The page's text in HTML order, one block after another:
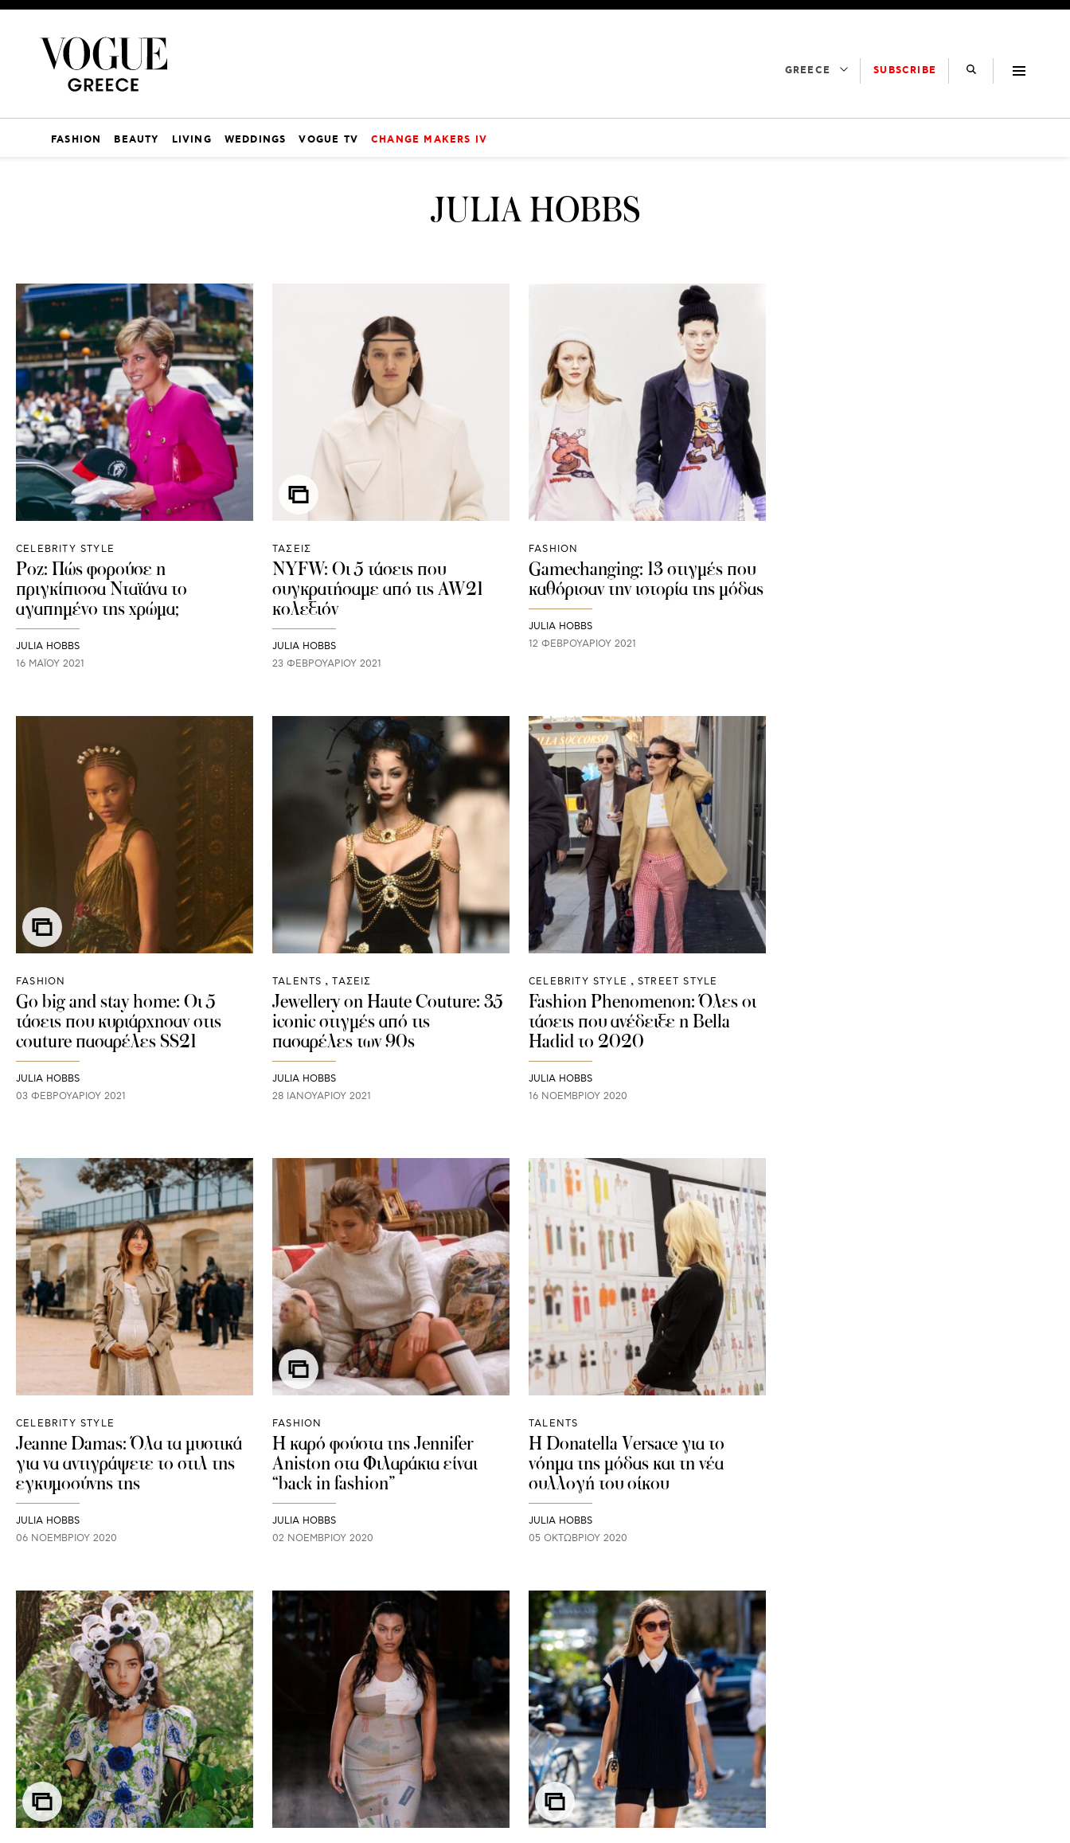
GREECE SUBSCRIBE
FASHION BEAUTY LIVING WEDDINGS VOGUE TV CHANGE MAKERS IV
JULIA HOBBS
CELEBRITY STYLE
Ροζ: Πώς φορούσε η
πριγκίπισσα Νταϊάνα το
αγαπημένο της χρώμα;
JULIA HOBBS
16 ΜΑΪ́ΟΥ 2021
ΤΑΣΕΙΣ
NYFW: Οι 5 τάσεις που
συγκρατήσαμε από τις AW21
κολεξιόν
JULIA HOBBS
23 ΦΕΒΡΟΥΑΡΊΟΥ 2021
FASHION
Gamechanging: 13 στιγμές που
καθόρισαν την ιστορία της μόδας
JULIA HOBBS
12 ΦΕΒΡΟΥΑΡΊΟΥ 2021
FASHION
Go big and stay home: Οι 5
τάσεις που κυριάρχησαν στις
couture πασαρέλες SS21
JULIA HOBBS
03 ΦΕΒΡΟΥΑΡΊΟΥ 2021
TALENTS ΤΑΣΕΙΣ
Jewellery on Haute Couture: 35
iconic στιγμές από τις
πασαρέλες των 90s
JULIA HOBBS
28 ΙΑΝΟΥΑΡΊΟΥ 2021
CELEBRITY STYLE STREET STYLE
Fashion Phenomenon: Όλες οι
τάσεις που ανέδειξε η Bella
Hadid το 2020
JULIA HOBBS
16 ΝΟΕΜΒΡΊΟΥ 2020
CELEBRITY STYLE
Jeanne Damas: Όλα τα μυστικά
για να αντιγράψετε το στιλ της
εγκυμοσύνης της
JULIA HOBBS
06 ΝΟΕΜΒΡΊΟΥ 2020
FASHION
H καρό φούστα της Jennifer
Aniston στα Φιλαράκια είναι
“back in fashion”
JULIA HOBBS
02 ΝΟΕΜΒΡΊΟΥ 2020
TALENTS
Η Donatella Versace για το
νόημα της μόδας και τη νέα
συλλογή του οίκου
JULIA HOBBS
05 ΟΚΤΩΒΡΊΟΥ 2020